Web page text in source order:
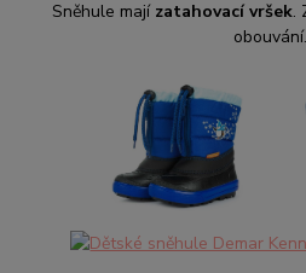
Sněhule mají zatahovací vršek.
obouvání.